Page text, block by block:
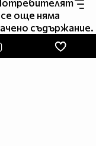
още няма
съдържание.